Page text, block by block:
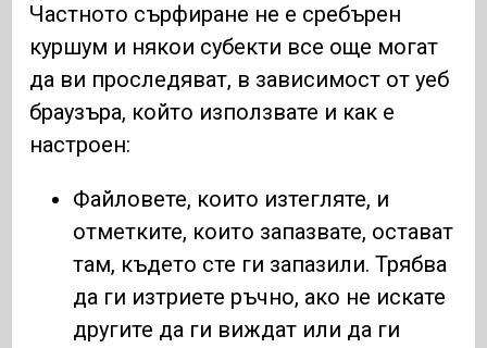
Частното сърфиране не е сребърен
куршум и някои субекти все още могат
да ви проследяват, в зависимост от уеб
браузъра, който използвате и как е
настроен:
Файловете, които изтегляте, и
отметките, които запазвате, остават
там, където сте ги запазили. Трябва
да ги изтриете ръчно, ако не искате
другите да ги виждат или да ги